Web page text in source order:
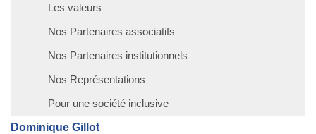
Les valeurs
Nos Partenaires associatifs
Nos Partenaires institutionnels
Nos Représentations
Pour une société inclusive
Dominique Gillot